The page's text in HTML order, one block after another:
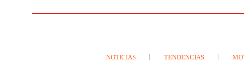
NOTICIAS TENDENCIAS